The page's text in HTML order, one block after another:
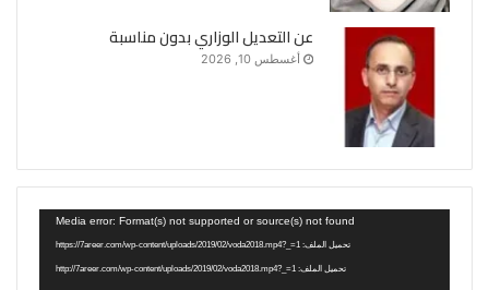
عن التعديل الوزاري بدون مناسبة
أغسطس 10, 2026
Media error: Format(s) not supported or source(s) not found
تحميل الملف: https://7areer.com/wp-content/uploads/2019/02/voda2018.mp4?_=1
تحميل الملف: http://7areer.com/wp-content/uploads/2019/02/voda2018.mp4?_=1